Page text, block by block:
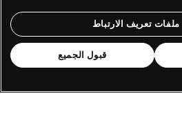
تعريف الارتباط
قبول الجميع